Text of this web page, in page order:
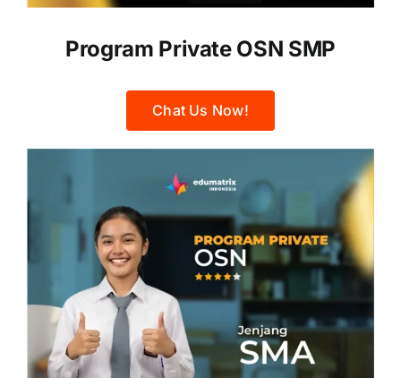
Program Private OSN SMP
Chat Us Now!